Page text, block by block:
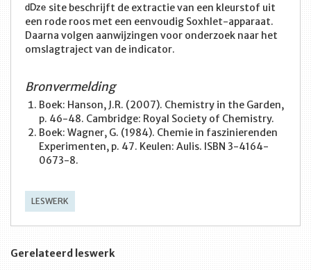
dDze site beschrijft de extractie van een kleurstof uit
een rode roos met een eenvoudig Soxhlet-apparaat.
Daarna volgen aanwijzingen voor onderzoek naar het
omslagtraject van de indicator.
Bronvermelding
Boek: Hanson, J.R. (2007). Chemistry in the Garden,
p. 46-48. Cambridge: Royal Society of Chemistry.
Boek: Wagner, G. (1984). Chemie in faszinierenden
Experimenten, p. 47. Keulen: Aulis. ISBN 3-4164-
0673-8.
LESWERK
Gerelateerd leswerk